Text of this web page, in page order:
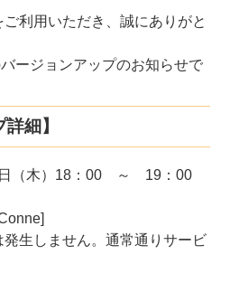
利用いただき、誠にありがと
ージョンアップのお知らせで
細】
日（木）18：00 ～ 19：00
生しません。通常通りサービ